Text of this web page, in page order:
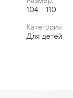
104
110
Категория
Для детей